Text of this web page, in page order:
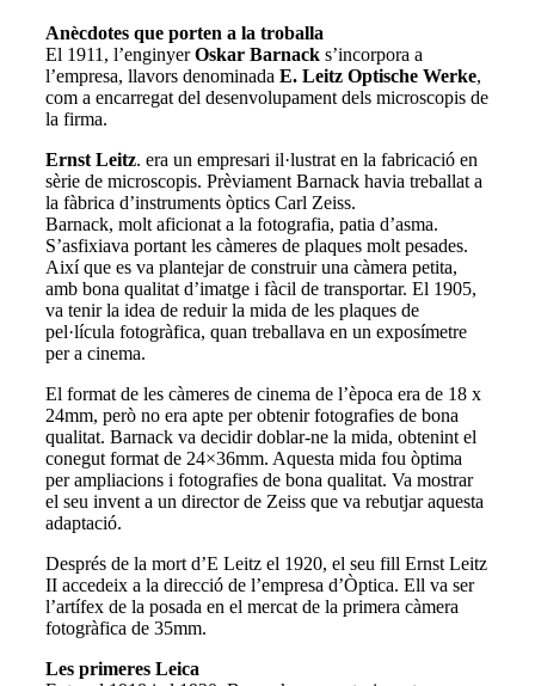
Anècdotes que porten a la troballa
El 1911, l’enginyerOskar Barnacks’incorpora a
l’empresa, llavors denominada E. Leitz Optische Werke,
com a encarregat del desenvolupament dels microscopis de
la firma.
Ernst Leitz. era un empresari il·lustrat en la fabricació en
sèrie de microscopis. Prèviament Barnack havia treballat a
la fàbrica d’instruments òptics Carl Zeiss.
Barnack, molt aficionat a la fotografia, patia d’asma.
S’asfixiava portant les càmeres de plaques molt pesades.
Així que es va plantejar de construir una càmera petita,
amb bona qualitat d’imatge i fàcil de transportar. El 1905,
va tenir la idea de reduir la mida de les plaques de
pel·lícula fotogràfica, quan treballava en un exposímetre
per a cinema.
El format de les càmeres de cinema de l’època era de 18 x
24mm, però no era apte per obtenir fotografies de bona
qualitat. Barnack va decidir doblar-ne la mida, obtenint el
conegut format de 24×36mm. Aquesta mida fou òptima
per ampliacions i fotografies de bona qualitat. Va mostrar
el seu invent a un director de Zeiss que va rebutjar aquesta
adaptació.
Després de la mort d’E Leitz el 1920, el seu fill Ernst Leitz
II accedeix a la direcció de l’empresa d’Òptica. Ell va ser
l’artífex de la posada en el mercat de la primera càmera
fotogràfica de 35mm.
Les primeres Leica